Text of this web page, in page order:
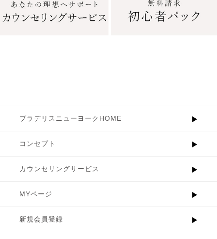
ブラデリスニューヨークHOME
コンセプト
カウンセリングサービス
MYページ
新規会員登録